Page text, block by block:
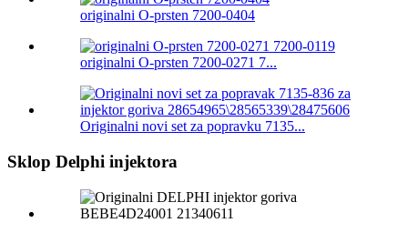
originalni O-prsten 7200-0404
originalni O-prsten 7200-0271 7...
Originalni novi set za popravku 7135...
Sklop Delphi injektora